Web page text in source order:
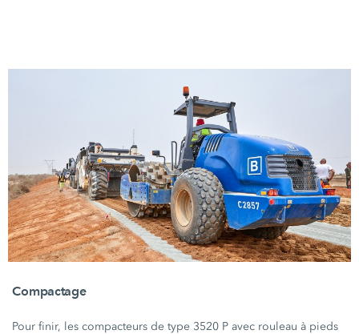
Compactage
Pour finir, les compacteurs de type 3520 P avec rouleau à pieds